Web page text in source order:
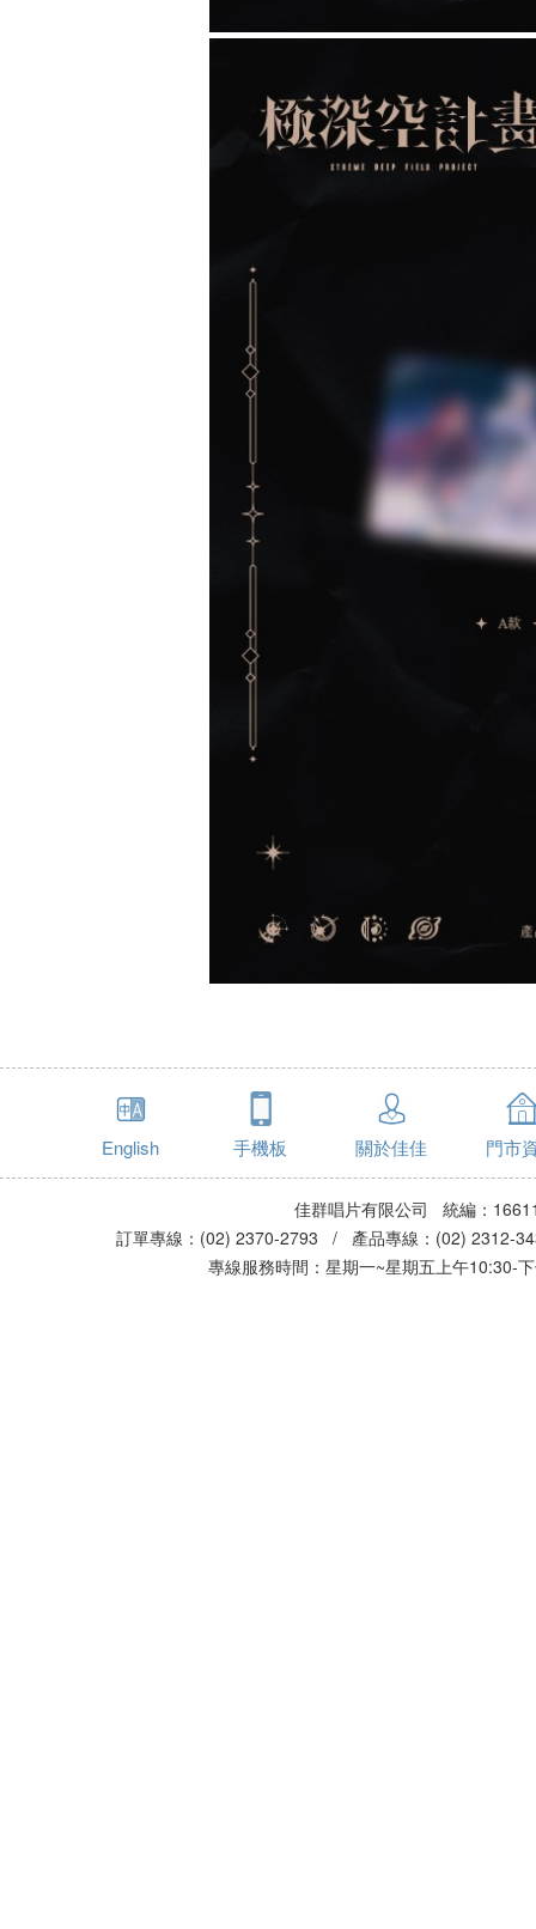
English 手機板 關於佳佳 門市
佳群唱片有限公司 統編：
訂單專線：(02) 2370-2793 / 產品專線：(02)
專線服務時間：星期一~星期五上午10:30-